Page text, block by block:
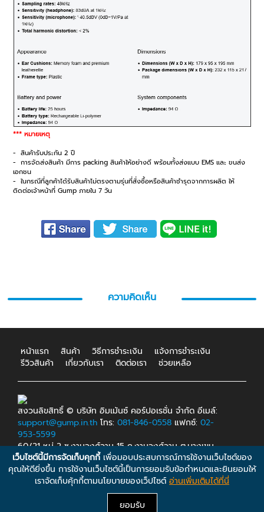
*** หมายเหตุ
- สินค้ารับประกัน 2 ปี
- การจัดส่งสินค้า มีการ packing สินค้าให้อย่างดี พร้อมทั้งส่งแบบ EMS และ ขนส่ง
เอกชน
- ในกรณีที่ลูกค้าได้รับสินค้าไม่ตรงตามรุ่นที่สั่งซื้อหรือสินค้าชำรุดจากการผลิต ให้
ติดต่อเจ้าหน้าที่ Gump ภายใน 7 วัน
ความคิดเห็น
หน้าแรก สินค้า วิธีการชำระเงิน
แจ้งการชำระเงิน
รีวิวสินค้า
เกี่ยวกับเรา ติดต่อเรา ช่วยเหลือ
สงวนลิขสิทธิ์ © บริษัท อิมเม้นซ์ คอร์ปอเรชั่น จำกัด อีเมล์:
support@gump.in.th โทร: 081-846-0558 แฟกซ์: 02-
953-5599
60/21 หมู่ 2 ซ.งามวงศ์วาน 15 ถ.งามวงศ์วาน ต.บางเขน
อ.เมือง จ.นนทบุรี 11000.
เว็บไซต์นี้มีการจัดเก็บคุกกี้เพื่อมอบประสบการณ์การใช้งานเว็บไซต์ของ
คุณให้ดียิ่งขึ้น การใช้งานเว็บไซต์นี้เป็นการยอมรับข้อกำหนดและยินยอมให้
เราจัดเก็บคุ้กกี้ตามนโยบายของเว็ปไซต์ อ่านเพิ่มเติมได้ที่นี่
ยอมรับ